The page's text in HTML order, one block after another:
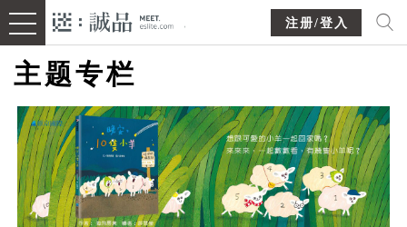
注册/登入
主题专栏